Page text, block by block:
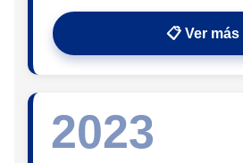
📋 Ver más
2023